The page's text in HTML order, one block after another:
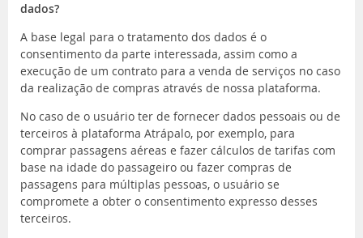
dados?
A base legal para o tratamento dos dados é o
consentimento da parte interessada, assim como a
execução de um contrato para a venda de serviços no caso
da realização de compras através de nossa plataforma.
No caso de o usuário ter de fornecer dados pessoais ou de
terceiros à plataforma Atrápalo, por exemplo, para
comprar passagens aéreas e fazer cálculos de tarifas com
base na idade do passageiro ou fazer compras de
passagens para múltiplas pessoas, o usuário se
compromete a obter o consentimento expresso desses
terceiros.